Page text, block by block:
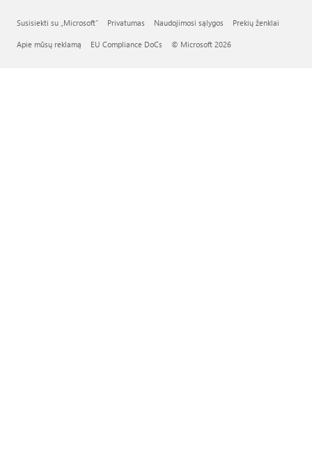
Susisiekti su „Microsoft“ Privatumas Naudojimosi sąlygos Prekių ženklai
Apie mūsų reklamą EU Compliance DoCs © Microsoft 2026